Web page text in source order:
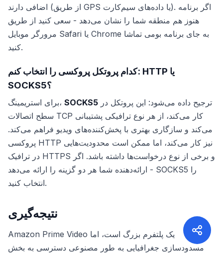
اضافی دارند (از طریق GPS یا داده‌های سیم‌کارت). اگر برنامه
هنوز هم منطقه شما را نشان می‌دهد - سعی کنید از طریق
مرورگر موبایل Safari یا Chrome به جای برنامه بومی تماشا
کنید.
کدام پروتکل پروکسی را انتخاب کنم: HTTP یا
SOCKS5؟
برای استریمینگ، SOCKS5
سطح اتصالات TCP کار می‌کند، از هر نوع ترافیکی پشتیبانی
می‌کند و سازگاری بهتری با پخش‌کننده‌های ویدیو فراهم می‌کند.
پروکسی HTTP نیز کار می‌کند، اما ممکن است محدودیت‌هایی
در ترافیک HTTPS و برخی از نوع درخواست‌ها داشته باشد. اگر
ارائه‌دهنده شما هر دو گزینه را ارائه می‌دهد - SOCKS5 را
انتخاب کنید.
نتیجه‌گیری
Amazon Prime Video یک پلتفرم بزرگ است، اما
مسدودسازی جغرافیایی به طور مصنوعی دسترسی به بخش